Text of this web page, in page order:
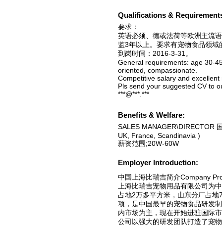
Qualifications &
要求：
英语必须、德或法荷等欧洲主流
监3年以上。要求有宠物食品领
到岗时间：2016-3-31。
General requirements: age 30-
oriented, compassionate.
Competitive salary and
Pls send your suggested CV to
***@***.***
Benefits & Welfare:
SALES MANAGER\DIRECTOR
UK, France, Scandinavia )
薪资范围;20W-60W
Employer Introduction:
中国上海比瑞吉简介Company
上海比瑞吉宠物用品有限公司为
占地2万多平方米，山东分厂占
项，是中国最早的宠物食品研发
内市场为主，现在开始进驻国际
公司以强大的研发团队打造了宠